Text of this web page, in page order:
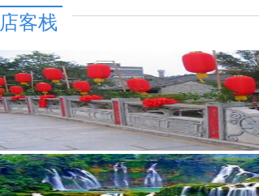
客栈